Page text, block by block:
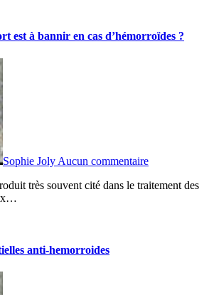
est à bannir en cas d’hémorroïdes ?
Sophie Joly Aucun commentaire
anti-hemorroides